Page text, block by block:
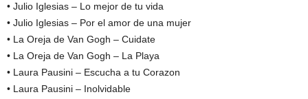
• Julio Iglesias – Lo mejor de tu vida
• Julio Iglesias – Por el amor de una mujer
• La Oreja de Van Gogh – Cuidate
• La Oreja de Van Gogh – La Playa
• Laura Pausini – Escucha a tu Corazon
• Laura Pausini – Inolvidable